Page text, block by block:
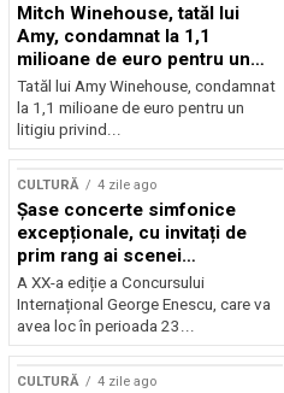
Mitch Winehouse, tatăl lui
Amy, condamnat la 1,1
milioane de euro pentru un
litigiu pierdut
Tatăl lui Amy Winehouse, condamnat
la 1,1 milioane de euro pentru un
litigiu privind...
CULTURĂ 4 zile ago
Șase concerte simfonice
excepționale, cu invitați de
prim rang ai scenei
internaționale și ansambluri
orchestrale românești de
prestigiu, în programul
Concursului Enescu 2026
A XX-a ediție a Concursului
Internațional George Enescu, care va
avea loc în perioada 23...
CULTURĂ 4 zile ago